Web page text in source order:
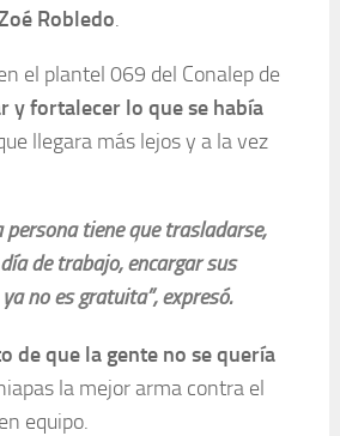
Robledo.
el plantel 069 del Conalep de
y fortalecer lo que se había
llegara más lejos y a la vez
persona tiene que trasladarse,
de trabajo, encargar sus
no es gratuita”, expresó.
de que la gente no se quería
la mejor arma contra el
equipo.